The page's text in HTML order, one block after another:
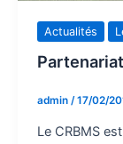
Actualités
admin /17/02/
Le CRBMS